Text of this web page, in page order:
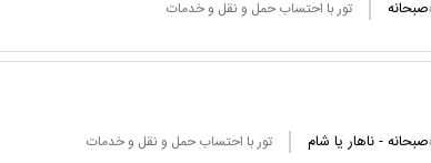
صبحانه تور با احتساب حمل و نقل و خدمات
صبحانه - ناهار یا شام تور با احتساب حمل و نقل و خدمات